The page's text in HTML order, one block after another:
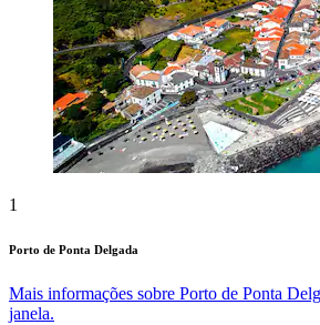
1
Porto de Ponta Delgada
Mais informações sobre Porto de Ponta
janela.